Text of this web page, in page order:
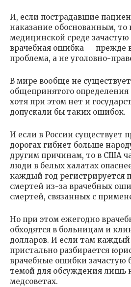
И, если пострадавшие
наказание обоснованным, то
медицинской среде
врачебная ошибка — прежде
проблема, а не уголовно-
В мире вообще не
общепринятого
хотя при этом нет и
допускали бы таких ошибок.
И если в России существует
дорогах гибнет больше
другим причинам, то в США
люди в белых халатах
каждый год регистрируется
смертей из-за врачебных
смертей, связанных с
Но при этом ежегодно
обходятся в больницам и
долларов. И если там
пристально разбирается
врачебные ошибки зачастую
темой для обсуждения лишь
медсоветах.